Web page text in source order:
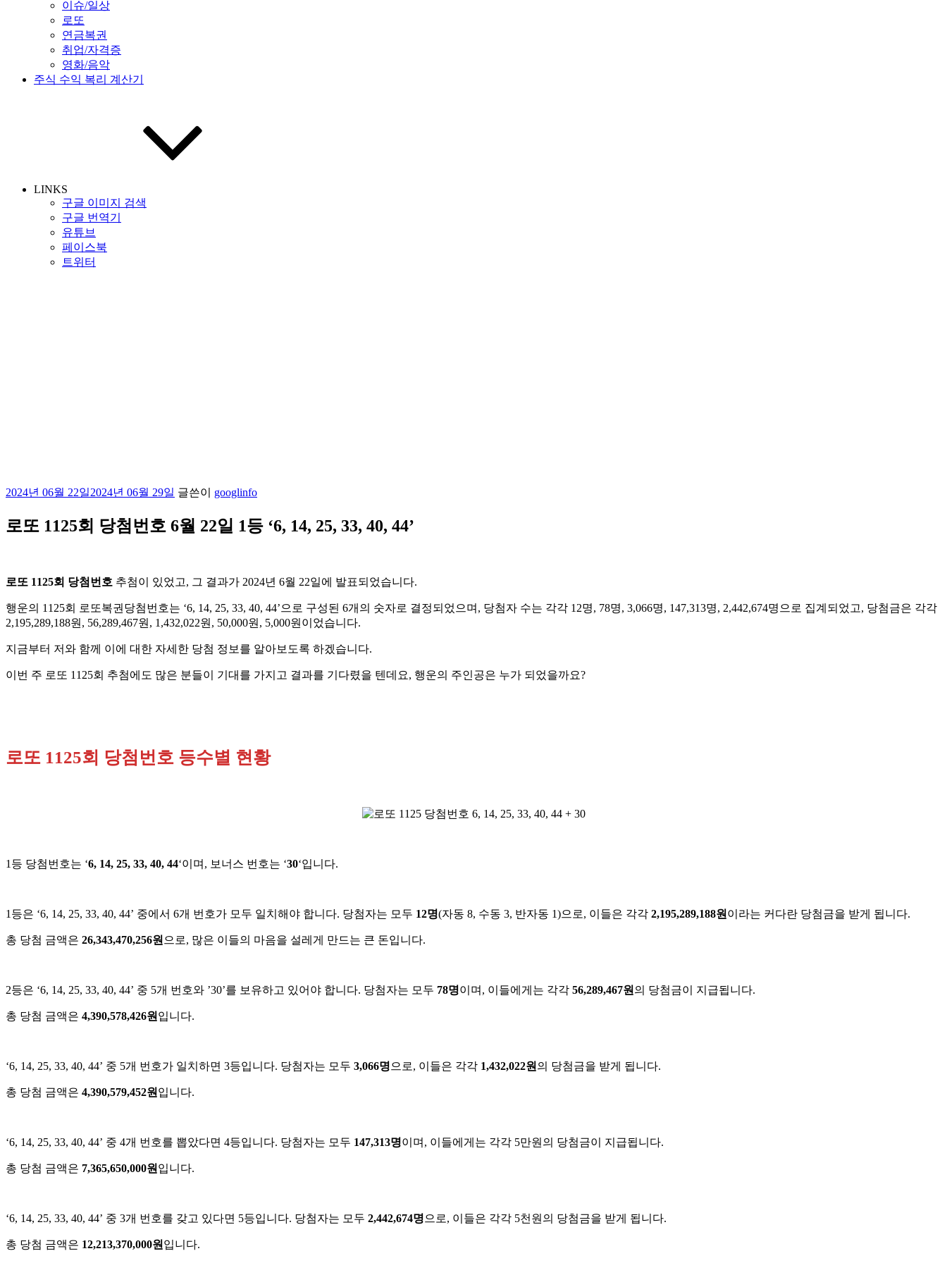
이슈/일상
로또
연금복권
취업/자격증
영화/음악
주식 수익 복리 계산기
LINKS
구글 이미지 검색
구글 번역기
유튜브
페이스북
트위터
작
일
자
2024년 06월 22일2024년 06월 29일 글쓴이 googlinfo
로또 1125회 당첨번호 6월 22일 1등 ‘6, 14, 25, 33, 40, 44’
로또 1125회 당첨번호 추첨이 있었고, 그 결과가 2024년 6월 22일에 발표되었습니다.
행운의 1125회 로또복권당첨번호는 ‘6, 14, 25, 33, 40, 44’으로 구성된 6개의 숫자로 결정되었으며, 당첨자 수는 각각 12명, 78명, 3,066명, 147,313명, 2,442,674명으로 집계되었고, 당첨금은 각각
2,195,289,188원, 56,289,467원, 1,432,022원, 50,000원, 5,000원이었습니다.
지금부터 저와 함께 이에 대한 자세한 당첨 정보를 알아보도록 하겠습니다.
이번 주 로또 1125회 추첨에도 많은 분들이 기대를 가지고 결과를 기다렸을 텐데요, 행운의 주인공은 누가 되었을까요?
로또 1125회 당첨번호 등수별 현황
1등 당첨번호는 ‘6, 14, 25, 33, 40, 44‘이며, 보너스 번호는 ‘30‘입니다.
1등은 ‘6, 14, 25, 33, 40, 44’ 중에서 6개 번호가 모두 일치해야 합니다. 당첨자는 모두 12명(자동 8, 수동 3, 반자동 1)으로, 이들은 각각 2,195,289,188원 이라는 커다란 당첨금을 받게 됩니다.
총 당첨 금액은 26,343,470,256원 으로, 많은 이들의 마음을 설레게 만드는 큰 돈입니다.
2등은 ‘6, 14, 25, 33, 40, 44’ 중 5개 번호와 ’30’를 보유하고 있어야 합니다. 당첨자는 모두 78명이며, 이들에게는 각각 56,289,467원 의 당첨금이 지급됩니다.
총 당첨 금액은 4,390,578,426원 입니다.
‘6, 14, 25, 33, 40, 44’ 중 5개 번호가 일치하면 3등입니다. 당첨자는 모두 3,066명으로, 이들은 각각 1,432,022원 의 당첨금을 받게 됩니다.
총 당첨 금액은 4,390,579,452원 입니다.
‘6, 14, 25, 33, 40, 44’ 중 4개 번호를 뽑았다면 4등입니다. 당첨자는 모두 147,313명이며, 이들에게는 각각 5만원의 당첨금이 지급됩니다.
총 당첨 금액은 7,365,650,000원 입니다.
‘6, 14, 25, 33, 40, 44’ 중 3개 번호를 갖고 있다면 5등입니다. 당첨자는 모두 2,442,674명으로, 이들은 각각 5천원의 당첨금을 받게 됩니다.
총 당첨 금액은 12,213,370,000원 입니다.